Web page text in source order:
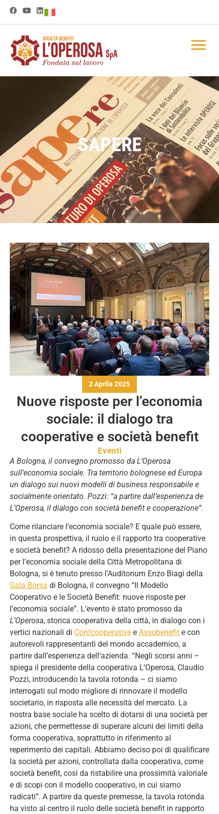
SAPERE
2 Aprile 2025
Nuove risposte per l’economia
sociale: il dialogo tra
cooperative e società benefit
Eventi
A Bologna, il convegno promosso da L’Operosa
sull’economia sociale. Tra territorio bolognese ed Europa
un dialogo sui nuovi modelli di business responsabile e
socialmente orientato. Pozzi: “a partire dall’esperienza de
L’Operosa, il dialogo con società benefit e cooperazione”.
Come rilanciare l’economia sociale? E quale può essere,
in questa prospettiva, il ruolo e il rapporto tra cooperative
e società benefit? A ridosso della presentazione del Piano
per l’economia sociale della Città Metropolitana di
Bologna, si è tenuto presso l’Auditorium Enzo Biagi della
Sala Borsa di Bologna, il convegno “Il Modello
Cooperativo e le Società Benefit: nuove risposte per
l’economia sociale”. L’evento è stato promosso da
L’Operosa, storica cooperativa della città, in dialogo con i
vertici nazionali di Confcooperative e Assobenefit e con
autorevoli rappresentanti del mondo accademico, a
partire dall’esperienza dell’azienda. “Negli scorsi anni –
spiega il presidente della cooperativa L’Operosa, Claudio
Pozzi, introducendo la tavola rotonda – ci siamo
interrogati sul modo migliore di rinnovare il modello
societario, in risposta alle necessità del mercato. La
nostra base sociale ha scelto di dotarsi di una società per
azioni, che permettesse di superare alcuni dei limiti della
forma cooperativa, soprattutto in riferimento al
reperimento dei capitali. Abbiamo deciso poi di qualificare
la società per azioni, controllata dalla cooperativa, come
società benefit, così da ristabilire una prossimità valoriale
e di scopi con il modello cooperativo, in cui siamo
radicati”. A partire da queste premesse, la tavola rotonda
ha visto al centro il ruolo delle società benefit in rapporto